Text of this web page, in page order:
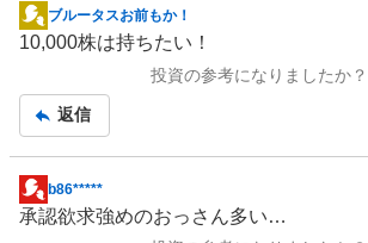
い
0
、
様
子
0
%
掲
示
事
ブルータスお前もか！
10,000株は持ちたい！
投資の参考になりましたか？
返信
掲
示
b86*****
承認欲求強めのおっさん多い…